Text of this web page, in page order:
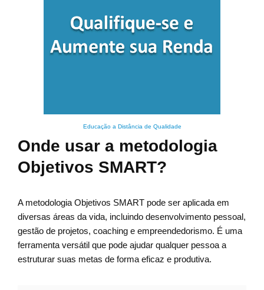
Educação a Distância de Qualidade
Onde usar a metodologia
Objetivos SMART?
A metodologia Objetivos SMART pode ser aplicada em
diversas áreas da vida, incluindo desenvolvimento pessoal,
gestão de projetos, coaching e empreendedorismo. É uma
ferramenta versátil que pode ajudar qualquer pessoa a
estruturar suas metas de forma eficaz e produtiva.